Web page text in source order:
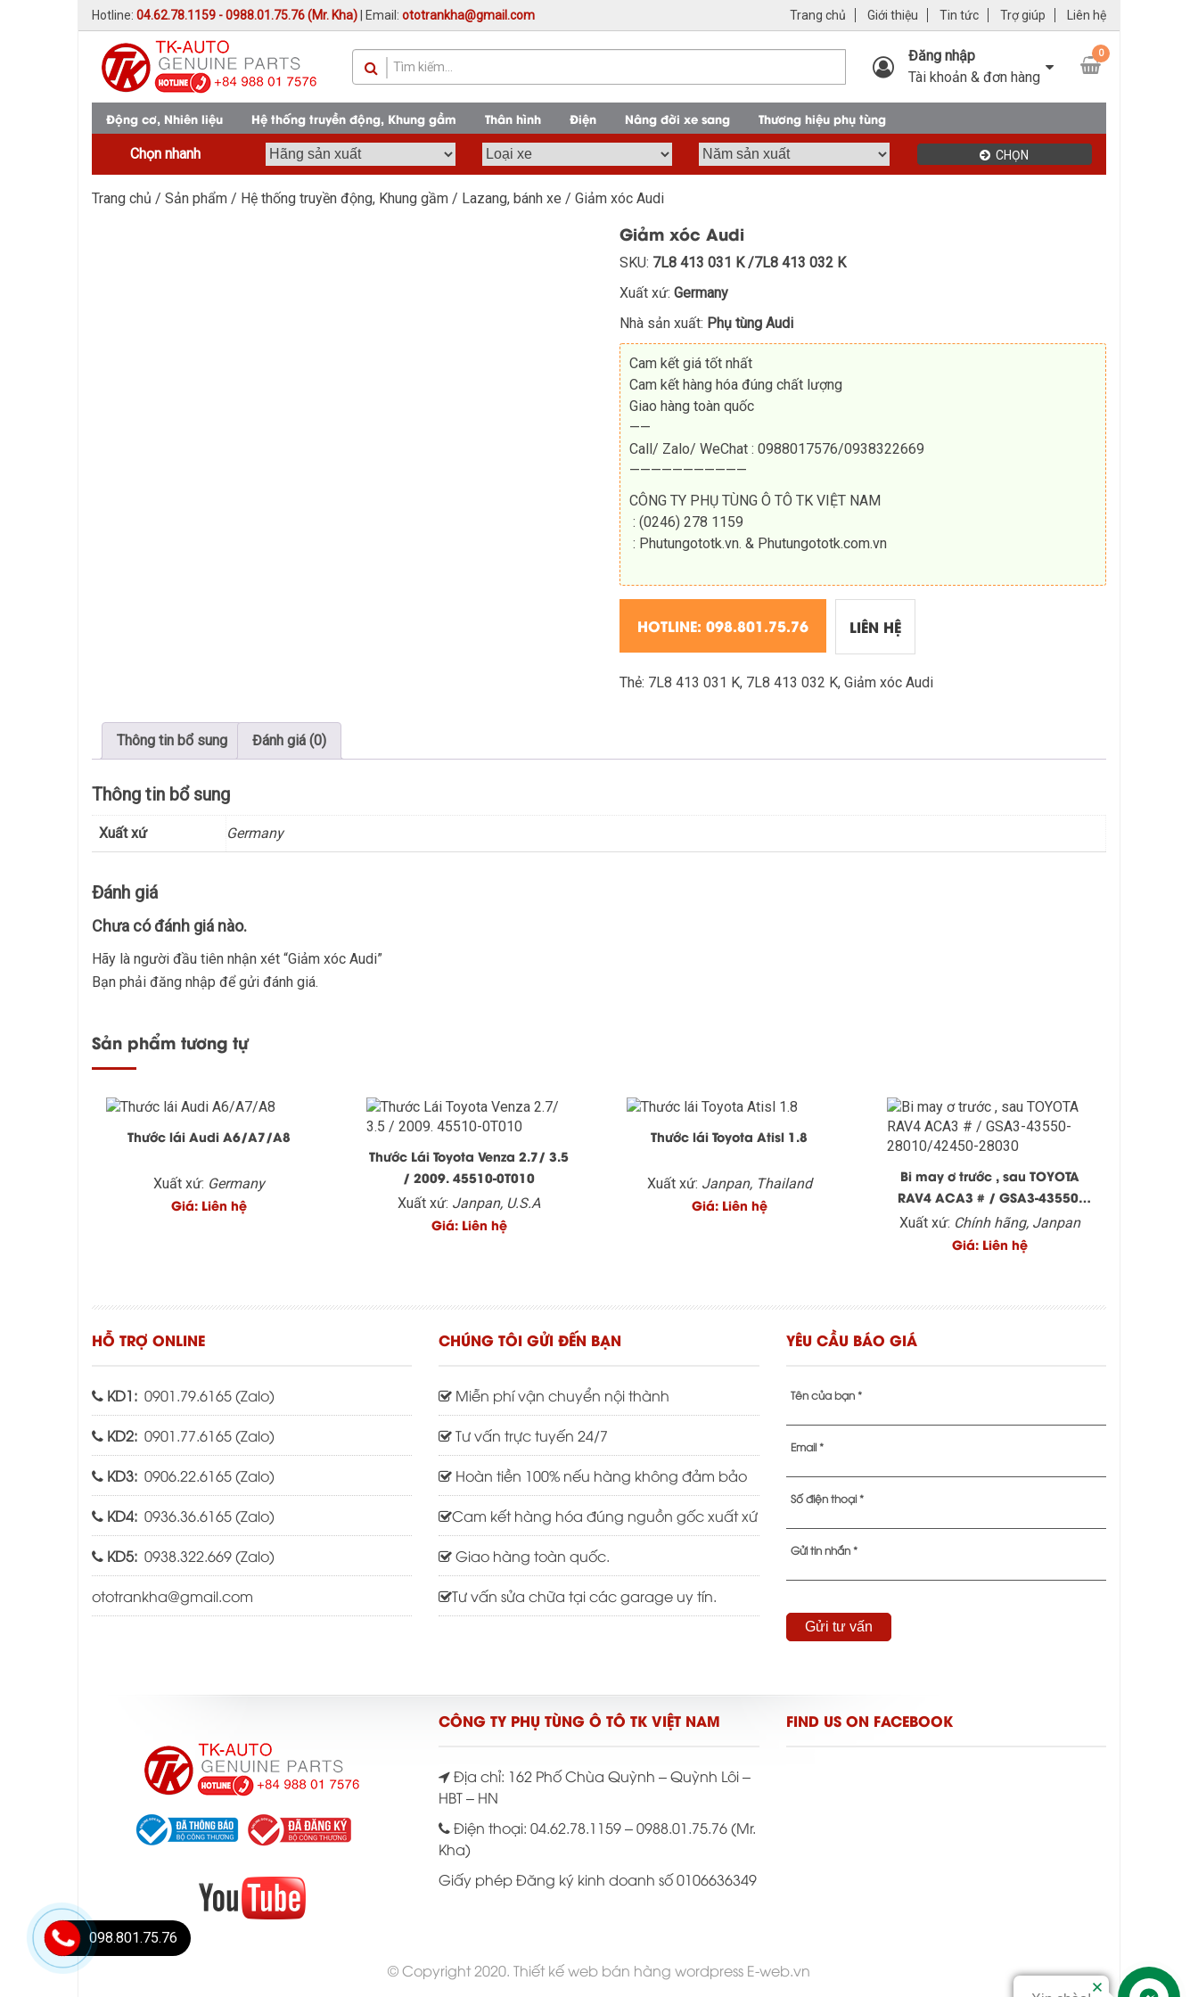
Hotline: 04.62.78.1159 - 0988.01.75.76 (Mr. Kha) | Email: ototrankha@gmail.com Trang chủ Giới thiệu Tin tức Trợ giúp Liên hệ
Đăng nhập
Tài khoản & đơn hàng
0
Động cơ, Nhiên liệu Hệ thống truyền động, Khung gầm Thân hình Điện Nâng đời xe sang Thương hiệu phụ tùng
Chọn nhanh CHỌN
Trang chủ / Sản phẩm / Hệ thống truyền động, Khung gầm / Lazang, bánh xe / Giảm xóc Audi
Giảm xóc Audi
SKU: 7L8 413 031 K /7L8 413 032 K
Xuất xứ: Germany
Nhà sản xuất: Phụ tùng Audi
Cam kết giá tốt nhất
Cam kết hàng hóa đúng chất lượng
Giao hàng toàn quốc
——
Call/ Zalo/ WeChat : 0988017576/0938322669
———————————
CÔNG TY PHỤ TÙNG Ô TÔ TK VIỆT NAM
: (0246) 278 1159
: Phutungototk.vn. & Phutungototk.com.vn
HOTLINE: 098.801.75.76 LIÊN HỆ
Thẻ: 7L8 413 031 K, 7L8 413 032 K, Giảm xóc Audi
Thông tin bổ sung Đánh giá (0)
Thông tin bổ sung
Xuất xứ Germany
Đánh giá
Chưa có đánh giá nào.
Hãy là người đầu tiên nhận xét “Giảm xóc Audi”
Bạn phải đăng nhập để gửi đánh giá.
Sản phẩm tương tự
Thước lái Audi A6/A7/A8
Xuất xứ: Germany
Giá: Liên hệ
Thước Lái Toyota Venza 2.7/ 3.5
/ 2009. 45510-0T010
Xuất xứ: Janpan, U.S.A
Giá: Liên hệ
Thước lái Toyota Atisl 1.8
Xuất xứ: Janpan, Thailand
Giá: Liên hệ
Bi may ơ trước , sau TOYOTA
RAV4 ACA3 # / GSA3-43550-
28010/42450-28030
Xuất xứ: Chính hãng, Janpan
Giá: Liên hệ
HỖ TRỢ ONLINE
KD1: 0901.79.6165 (Zalo)
KD2: 0901.77.6165 (Zalo)
KD3: 0906.22.6165 (Zalo)
KD4: 0936.36.6165 (Zalo)
KD5: 0938.322.669 (Zalo)
ototrankha@gmail.com
CHÚNG TÔI GỬI ĐẾN BẠN
Miễn phí vận chuyển nội thành
Tư vấn trực tuyến 24/7
Hoàn tiền 100% nếu hàng không đảm bảo
Cam kết hàng hóa đúng nguồn gốc xuất xứ
Giao hàng toàn quốc.
Tư vấn sửa chữa tại các garage uy tín.
YÊU CẦU BÁO GIÁ
Tên của bạn *
Email *
Số điện thoại *
Gửi tin nhắn *
CÔNG TY PHỤ TÙNG Ô TÔ TK VIỆT NAM
Địa chỉ: 162 Phố Chùa Quỳnh – Quỳnh Lôi –
HBT – HN
Điện thoại: 04.62.78.1159 – 0988.01.75.76 (Mr.
Kha)
Giấy phép Đăng ký kinh doanh số 0106636349
FIND US ON FACEBOOK
© Copyright 2020. Thiết kế web bán hàng wordpress E-web.vn
098.801.75.76